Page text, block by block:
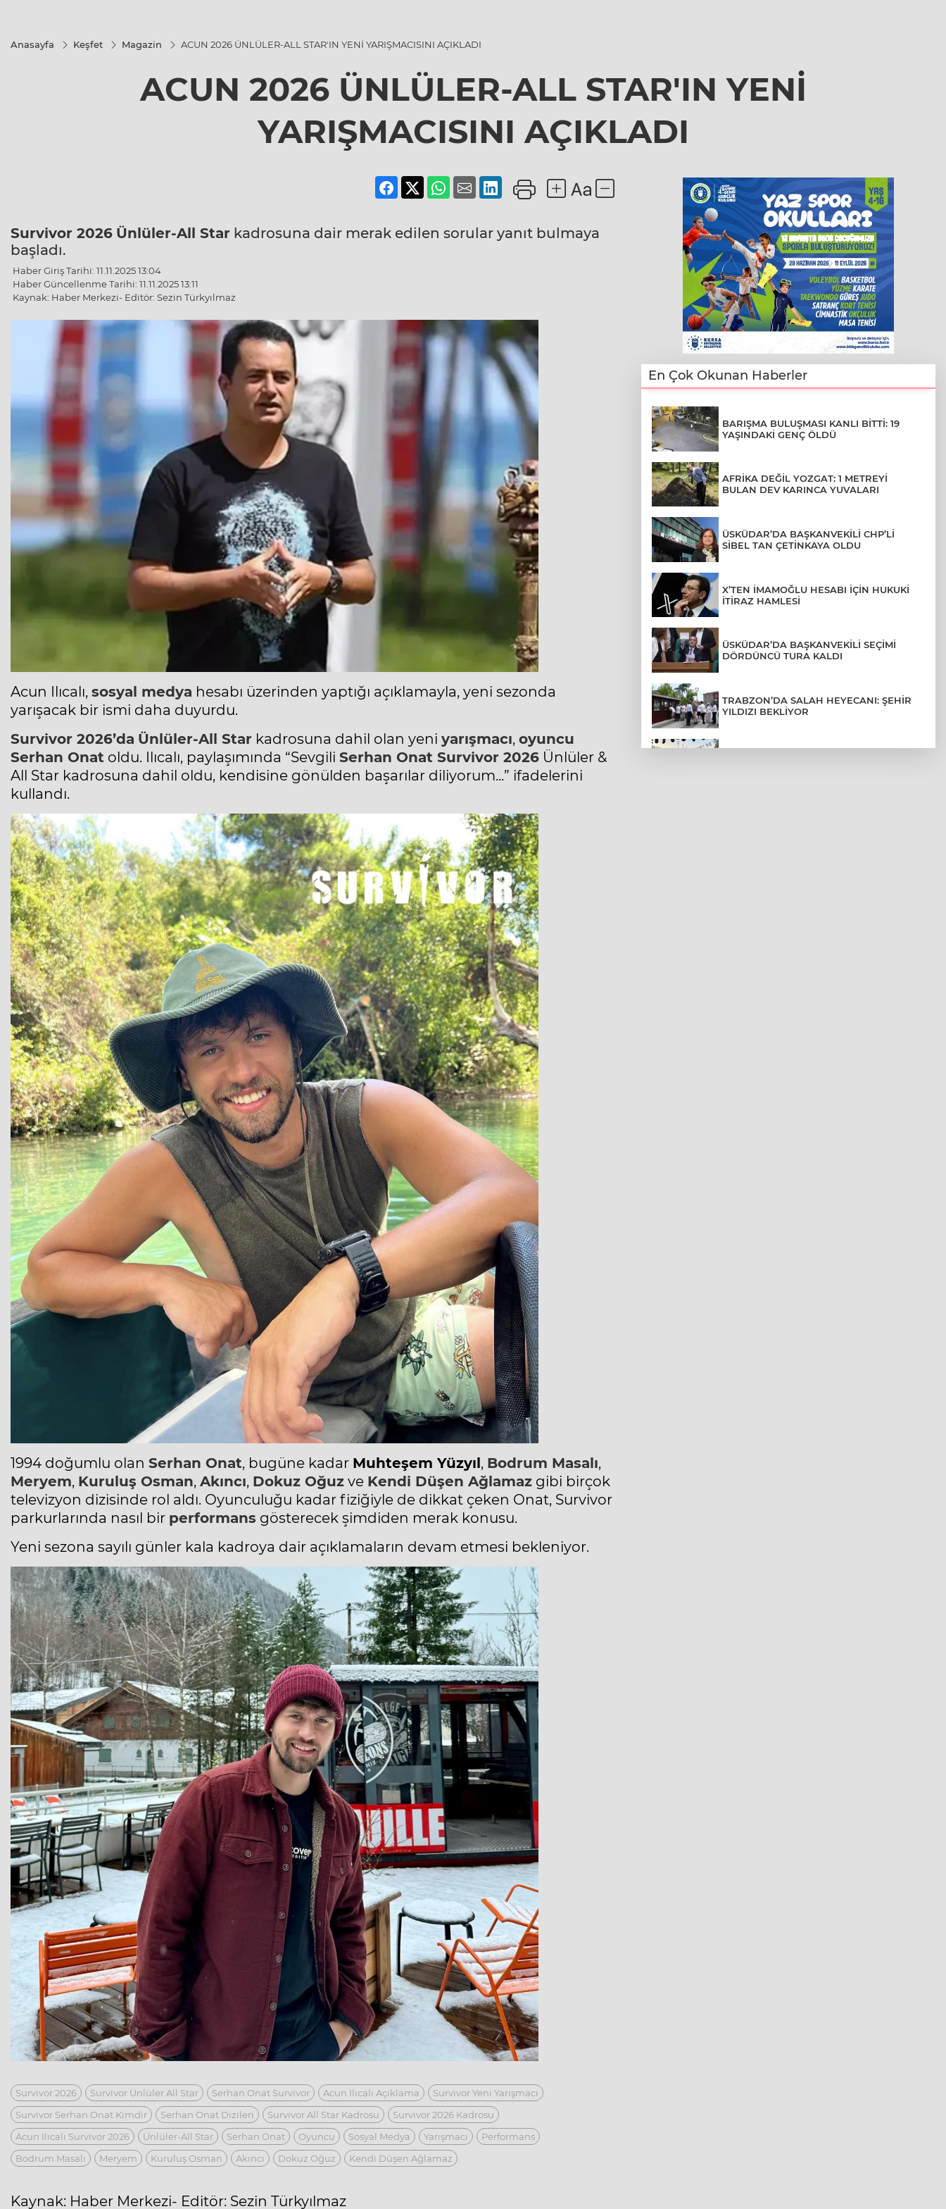
Anasayfa Keşfet Magazin ACUN 2026 ÜNLÜLER-ALL STAR'IN YENİ YARIŞMACISINI AÇIKLADI
ACUN 2026 ÜNLÜLER-ALL STAR'IN YENİ
YARIŞMACISINI AÇIKLADI
Survivor 2026 Ünlüler-All Star kadrosuna dair merak edilen sorular yanıt bulmaya
başladı.
Haber Giriş Tarihi: 11.11.2025 13:04
Haber Güncellenme Tarihi: 11.11.2025 13:11
Kaynak: Haber Merkezi- Editör: Sezin Türkyılmaz
Acun Ilıcalı, sosyal medya hesabı üzerinden yaptığı açıklamayla, yeni sezonda
yarışacak bir ismi daha duyurdu.
Survivor 2026’da Ünlüler-All Star kadrosuna dahil olan yeni yarışmacı, oyuncu
Serhan Onat oldu. Ilıcalı, paylaşımında “Sevgili Serhan Onat Survivor 2026 Ünlüler &
All Star kadrosuna dahil oldu, kendisine gönülden başarılar diliyorum...” ifadelerini
kullandı.
1994 doğumlu olan Serhan Onat, bugüne kadar Muhteşem Yüzyıl , Bodrum Masalı,
Meryem, Kuruluş Osman, Akıncı, Dokuz Oğuz ve Kendi Düşen Ağlamaz gibi birçok
televizyon dizisinde rol aldı. Oyunculuğu kadar fiziğiyle de dikkat çeken Onat, Survivor
parkurlarında nasıl bir performans gösterecek şimdiden merak konusu.
Yeni sezona sayılı günler kala kadroya dair açıklamaların devam etmesi bekleniyor.
Survivor 2026 Survivor Ünlüler All Star Serhan Onat Survivor Acun Ilıcalı Açıklama
Survivor Yeni Yarışmacı
Survivor Serhan Onat Kimdir
Serhan Onat Dizileri Survivor All Star Kadrosu
Survivor 2026 Kadrosu
Acun Ilıcalı Survivor 2026
Ünlüler-All Star Serhan Onat Oyuncu Sosyal Medya Yarışmacı
Performans
Bodrum Masalı
Meryem Kuruluş Osman Akıncı Dokuz Oğuz Kendi Düşen Ağlamaz
Kaynak: Haber Merkezi- Editör: Sezin Türkyılmaz
En Çok Okunan Haberler
BARIŞMA BULUŞMASI KANLI BİTTİ: 19
YAŞINDAKİ GENÇ ÖLDÜ
AFRİKA DEĞİL YOZGAT: 1 METREYİ
BULAN DEV KARINCA YUVALARI
ÜSKÜDAR’DA BAŞKANVEKİLİ CHP’Lİ
SİBEL TAN ÇETİNKAYA OLDU
X’TEN İMAMOĞLU HESABI İÇİN HUKUKİ
İTİRAZ HAMLESİ
ÜSKÜDAR’DA BAŞKANVEKİLİ SEÇİMİ
DÖRDÜNCÜ TURA KALDI
TRABZON’DA SALAH HEYECANI: ŞEHİR
YILDIZI BEKLİYOR